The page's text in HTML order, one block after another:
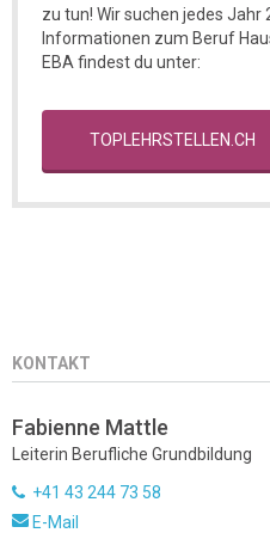
zu tun! Wir suchen jedes Jahr
Informationen zum Beruf
EBA findest du unter:
TOPLEHRSTELLEN.CH
KONTAKT
Fabienne Mattle
Leiterin Berufliche Grundbildung
+41 43 244 73 58
E-Mail